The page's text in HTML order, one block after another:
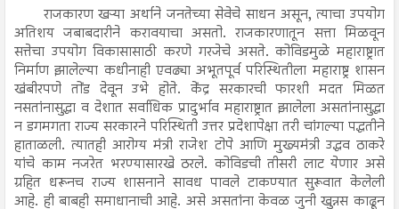
राजकारण खऱ्या अर्थाने जनतेच्या सेवेचे साधन असून, त्याचा उपयोग
अतिशय जबाबदारीने करावयाचा असतो. राजकारणातून सत्ता मिळवून
सत्तेचा उपयोग विकासासाठी करणे गरजेचे असते. कोविडमुळे महाराष्ट्रात
निर्माण झालेल्या कधीनाही एवढ्या अभूतपूर्व परिस्थितीला महाराष्ट्र शासन
खंबीरपणे तोंड देवून उभे होते. केंद्र सरकारची फारशी मदत मिळत
नसतांनासुद्धा व देशात सर्वाधिक प्रादुर्भाव महाराष्ट्रात झालेला असतांनासुद्धा
न डगमगता राज्य सरकारने परिस्थिती उत्तर प्रदेशापेक्षा तरी चांगल्या पद्धतीने
हाताळली. त्यातही आरोग्य मंत्री राजेश टोपे आणि मुख्यमंत्री उद्धव ठाकरे
यांचे काम नजरेत भरण्यासारखे ठरले. कोविडची तीसरी लाट येणार असे
ग्रहित धरूनच राज्य शासनाने सावध पावले टाकण्यात सुरूवात केलेली
आहे. ही बाबही समाधानाची आहे. असे असतांना केवळ जुनी खुन्नस काढून